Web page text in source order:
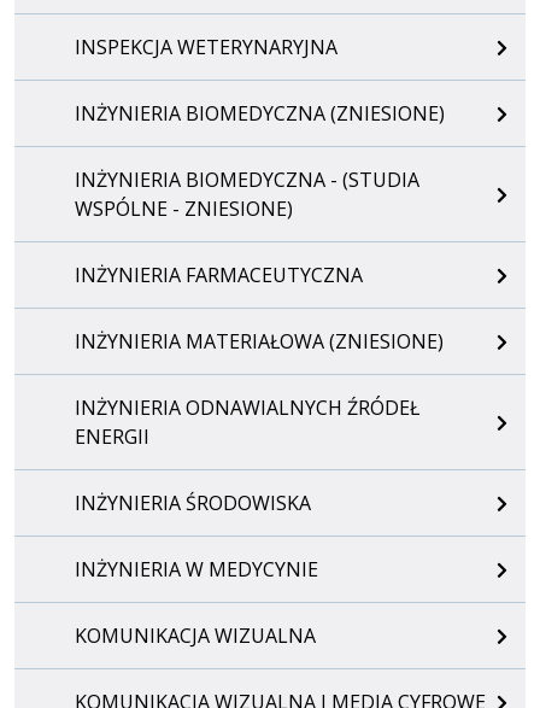
INSPEKCJA WETERYNARYJNA
INŻYNIERIA BIOMEDYCZNA (ZNIESIONE)
INŻYNIERIA BIOMEDYCZNA - (STUDIA
WSPÓLNE - ZNIESIONE)
INŻYNIERIA FARMACEUTYCZNA
INŻYNIERIA MATERIAŁOWA (ZNIESIONE)
INŻYNIERIA ODNAWIALNYCH ŹRÓDEŁ
ENERGII
INŻYNIERIA ŚRODOWISKA
INŻYNIERIA W MEDYCYNIE
KOMUNIKACJA WIZUALNA
KOMUNIKACJA WIZUALNA I MEDIA CYFROWE